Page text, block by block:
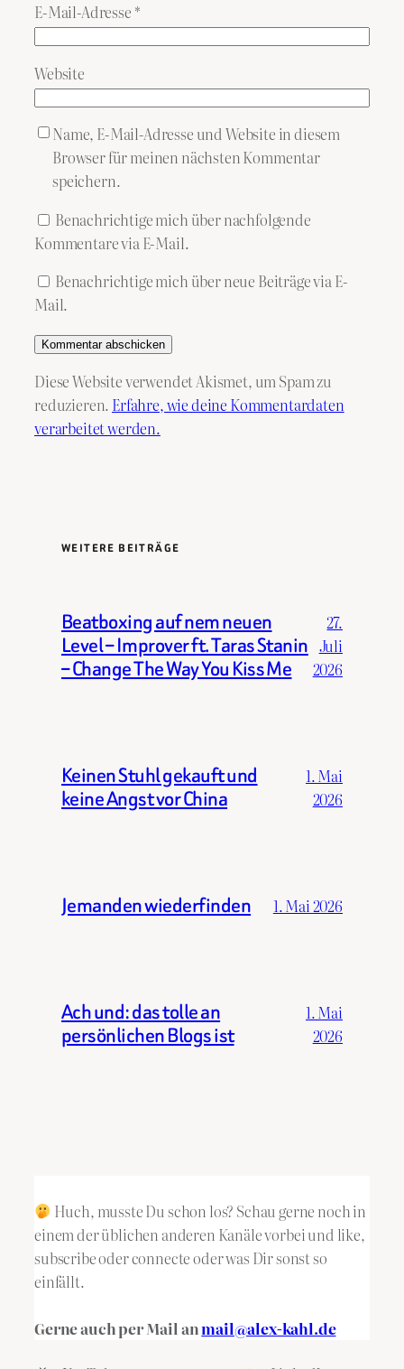
E-Mail-Adresse *
Website
Name, E-Mail-Adresse und Website in diesem
Browser für meinen nächsten Kommentar
speichern.
Benachrichtige mich über nachfolgende
Kommentare via E-Mail.
Benachrichtige mich über neue Beiträge via E-
Mail.
Diese Website verwendet Akismet, um Spam zu
reduzieren. Erfahre, wie deine Kommentardaten
verarbeitet werden.
WEITERE BEITRÄGE
Beatboxing auf nem neuen
Level – Improver ft. Taras Stanin
– Change The Way You Kiss Me
27.
Juli
2026
Keinen Stuhl gekauft und
keine Angst vor China
1. Mai
2026
Jemanden wiederfinden 1. Mai 2026
Ach und: das tolle an
persönlichen Blogs ist
1. Mai
2026
Huch, musste Du schon los? Schau gerne noch in
einem der üblichen anderen Kanäle vorbei und like,
subscribe oder connecte oder was Dir sonst so
einfällt.
Gerne auch per Mail anmail@alex-kahl.de